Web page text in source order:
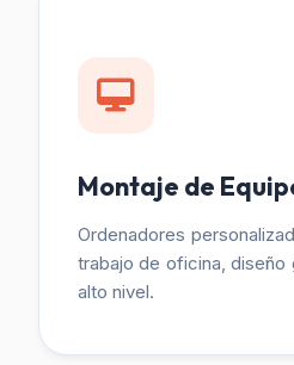
Montaje de
Ordenadores
trabajo de oficina,
alto nivel.